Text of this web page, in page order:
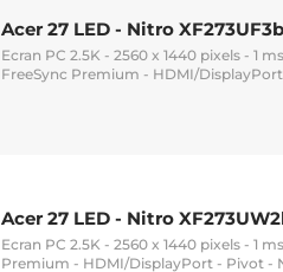
Acer 27 LED - Nitro
Ecran PC 2.5K - 2560 x 1440 pixels - 1
FreeSync Premium - HDMI/
Acer 27 LED - Nitro
Ecran PC 2.5K - 2560 x 1440 pixels - 1
Premium - HDMI/DisplayPort - Pivot -